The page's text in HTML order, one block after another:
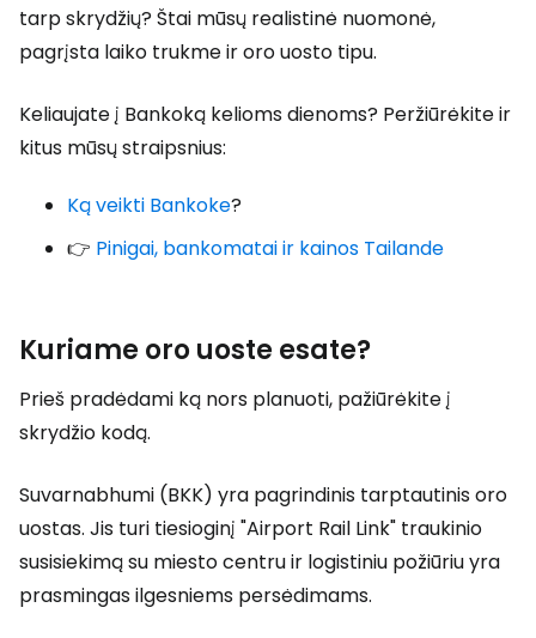
tarp skrydžių? Štai mūsų realistinė nuomonė,
pagrįsta laiko trukme ir oro uosto tipu.
Keliaujate į Bankoką kelioms dienoms? Peržiūrėkite ir
kitus mūsų straipsnius:
Ką veikti Bankoke?
👉 Pinigai, bankomatai ir kainos Tailande
Kuriame oro uoste esate?
Prieš pradėdami ką nors planuoti, pažiūrėkite į
skrydžio kodą.
Suvarnabhumi (BKK) yra pagrindinis tarptautinis oro
uostas. Jis turi tiesioginį "Airport Rail Link" traukinio
susisiekimą su miesto centru ir logistiniu požiūriu yra
prasmingas ilgesniems persėdimams.